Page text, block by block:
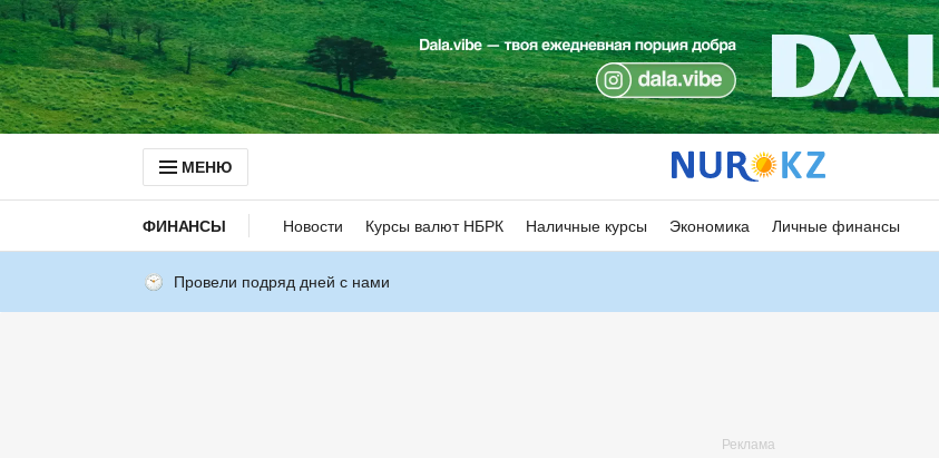
МЕНЮ
ФИНАНСЫ Новости Курсы валют НБРК Наличные курсы Экономика Личные финансы
Провели подряд дней с нами